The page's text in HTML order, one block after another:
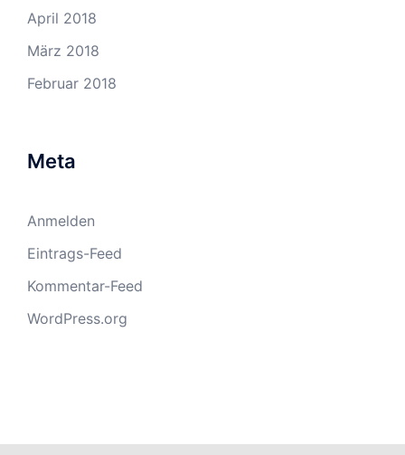
April 2018
März 2018
Februar 2018
Meta
Anmelden
Eintrags-Feed
Kommentar-Feed
WordPress.org